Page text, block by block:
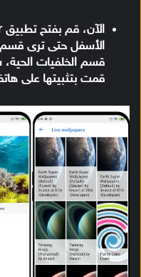
قسم الخلفيات الحية،
قمت بتثبيتها على